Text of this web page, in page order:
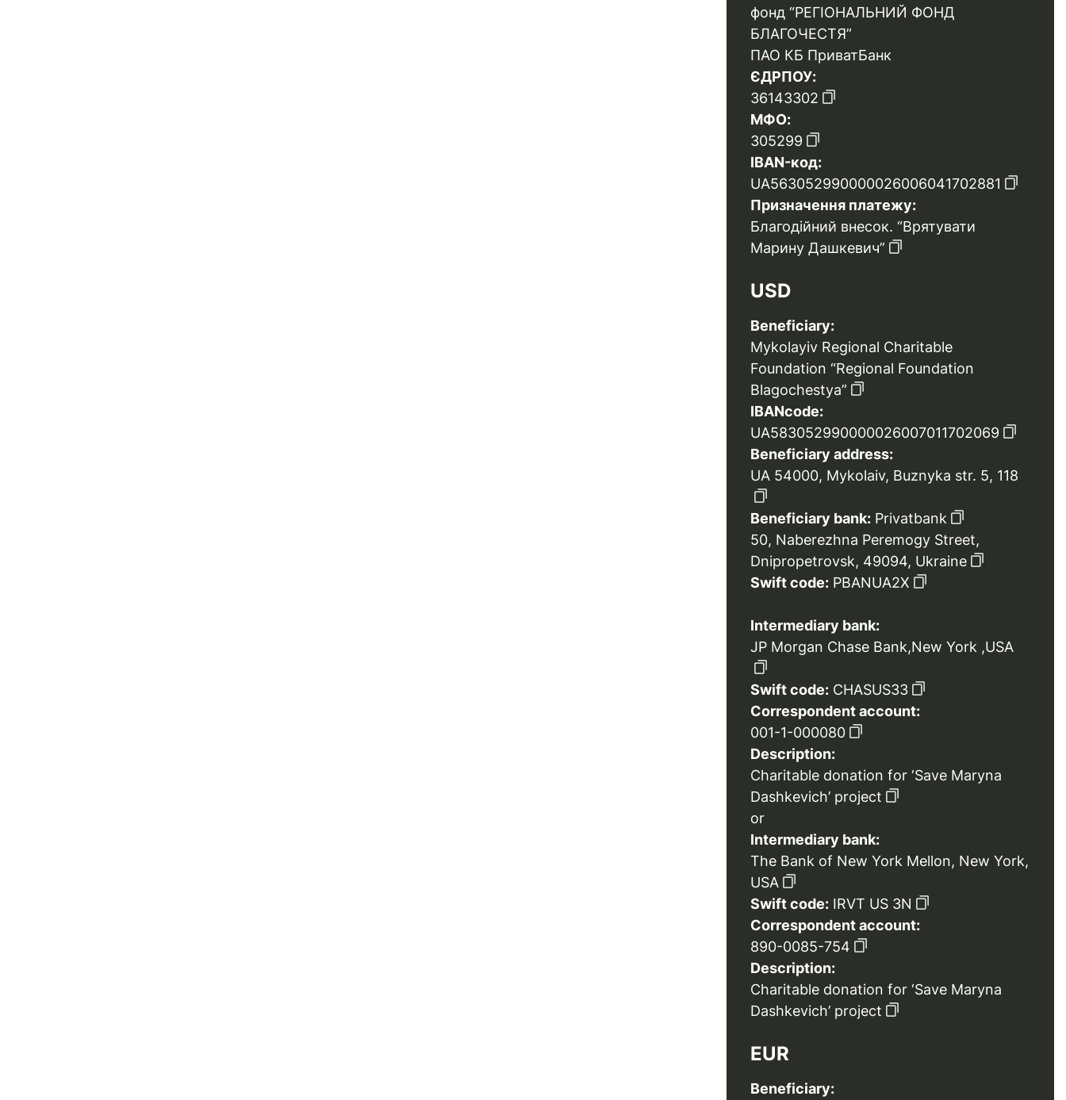
фонд “РЕГІОНАЛЬНИЙ ФОНД
БЛАГОЧЕСТЯ”
ПАО КБ ПриватБанк
ЄДРПОУ:
36143302
МФО:
305299
IBAN-код:
UA563052990000026006041702881
Призначення платежу:
Благодійний внесок. “Врятувати
Марину Дашкевич”
USD
Beneficiary:
Mykolayiv Regional Charitable
Foundation “Regional Foundation
Blagochestya”
IBANcode:
UA583052990000026007011702069
Beneficiary address:
UA 54000, Mykolaiv, Buznyka str. 5, 118
Beneficiary bank: Privatbank
50, Naberezhna Peremogy Street,
Dnipropetrovsk, 49094, Ukraine
Swift code: PBANUA2X
Intermediary bank:
JP Morgan Chase Bank,New York ,USA
Swift code: CHASUS33
Correspondent account:
001-1-000080
Description:
Charitable donation for ‘Save Maryna
Dashkevich’ project
or
Intermediary bank:
The Bank of New York Mellon, New York,
USA
Swift code: IRVT US 3N
Correspondent account:
890-0085-754
Description:
Charitable donation for ‘Save Maryna
Dashkevich’ project
EUR
Beneficiary: